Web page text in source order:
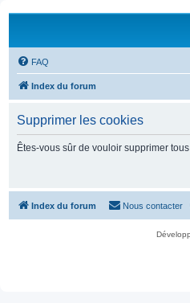
FAQ
Index du forum
Supprimer les cookies
Êtes-vous sûr de vouloir supprimer
Index du forum Nous contacter